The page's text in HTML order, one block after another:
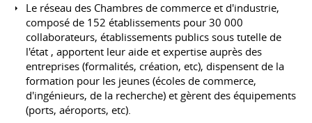
Le réseau des Chambres de commerce et d'industrie,
composé de 152 établissements pour 30 000
collaborateurs, établissements publics sous tutelle de
l'état , apportent leur aide et expertise auprès des
entreprises (formalités, création, etc), dispensent de la
formation pour les jeunes (écoles de commerce,
d'ingénieurs, de la recherche) et gèrent des équipements
(ports, aéroports, etc).